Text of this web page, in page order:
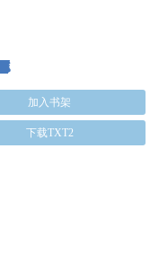
加入书架
下载TXT2